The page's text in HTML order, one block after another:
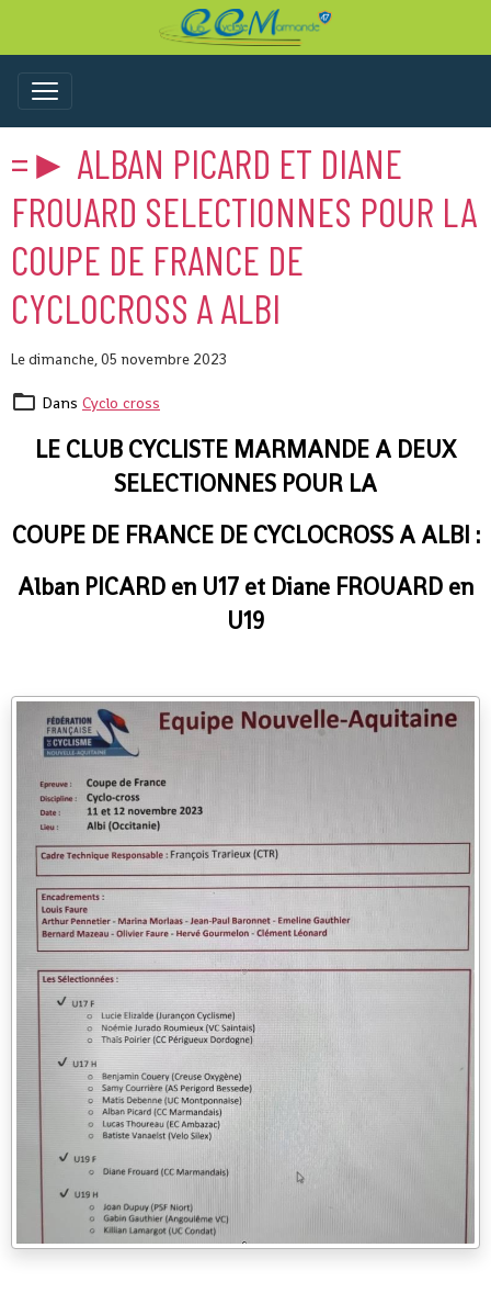
=► ALBAN PICARD ET DIANE
FROUARD SELECTIONNES POUR LA
COUPE DE FRANCE DE
CYCLOCROSS A ALBI
Le dimanche, 05 novembre 2023
Dans Cyclo cross
LE CLUB CYCLISTE MARMANDE A DEUX
SELECTIONNES POUR LA
COUPE DE FRANCE DE CYCLOCROSS A ALBI :
Alban PICARD en U17 et Diane FROUARD en
U19